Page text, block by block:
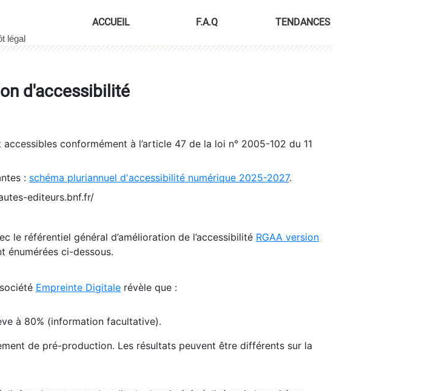
ACCUEIL F.A.Q TENDANCES
d'accessibilité
conformément à l’article 47 de la loi n° 2005-102 du 11
: schéma pluriannuel d'accessibilité numérique 2025-2027.
editeurs.bnf.fr/
le référentiel général d’amélioration de l’accessibilité RGAA version
énumérées ci-dessous.
Empreinte Digitale révèle que :
à 80% (information facultative).
de pré-production. Les résultats peuvent être différents sur la